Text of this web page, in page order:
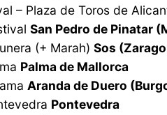
– Plaza de Toros de
San Pedro de Pinatar
(+ Marah) Sos
Palma de Mallorca
Aranda de Duero
Pontevedra